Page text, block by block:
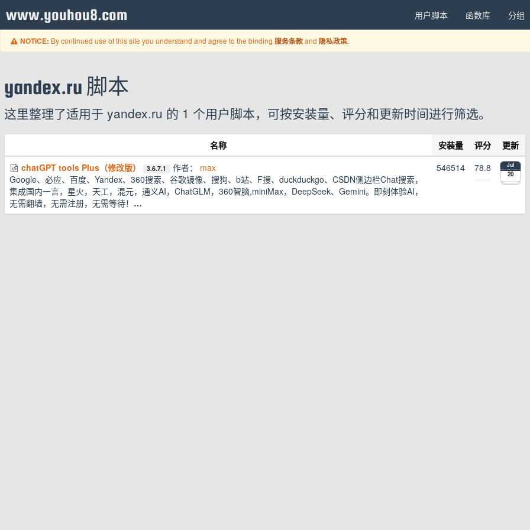
www.youhou8.com 用户脚本 函数库 分组
NOTICE: By continued use of this site you understand and agree to the binding 服务条款and 隐私政策.
yandex.ru 脚本
这里整理了适用于 yandex.ru 的 1 个用户脚本，可按安装量、评分和更新时间进行筛选。
名称 安装量 评分
更新
chatGPT tools Plus（修改版）
3.6.7.1 作者： max
Google、必应、百度、Yandex、360搜索、谷歌镜像、搜狗、b站、F搜、duckduckgo、CSDN侧边栏Chat搜索，
集成国内一言，星火，天工，混元，通义AI，ChatGLM，360智脑,miniMax，DeepSeek、Gemini。即刻体验AI，
无需翻墙，无需注册，无需等待！ …
546514 78.8 Jul
20